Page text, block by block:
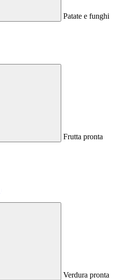
Patate e funghi
Frutta pronta
Verdura pronta